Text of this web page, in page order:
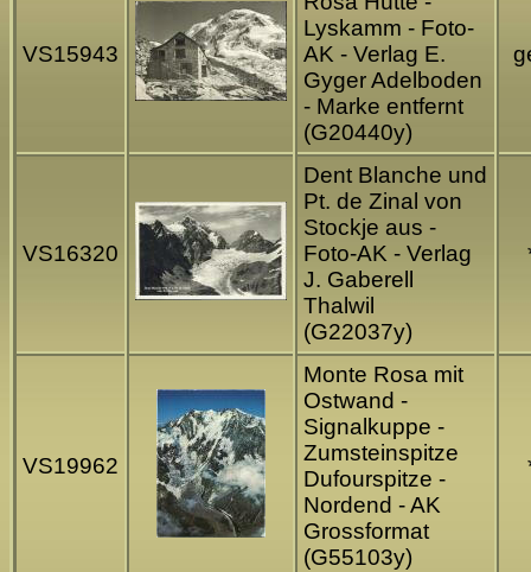
VS15943
Lyskamm - Foto-
AK - Verlag E.
Gyger Adelboden
- Marke entfernt
(G20440y)
VS16320
Dent Blanche und
Pt. de Zinal von
Stockje aus -
Foto-AK - Verlag
J. Gaberell
Thalwil
(G22037y)
VS19962
Monte Rosa mit
Ostwand -
Signalkuppe -
Zumsteinspitze
Dufourspitze -
Nordend - AK
Grossformat
(G55103y)